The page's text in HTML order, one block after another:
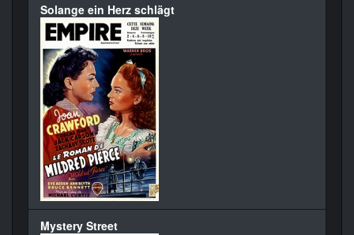
Solange ein Herz schlägt
Mystery Street